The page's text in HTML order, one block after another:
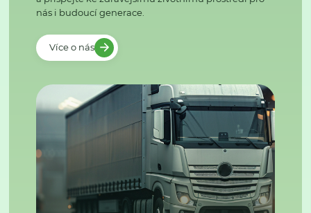
nás i budoucí generace.
Více o nás